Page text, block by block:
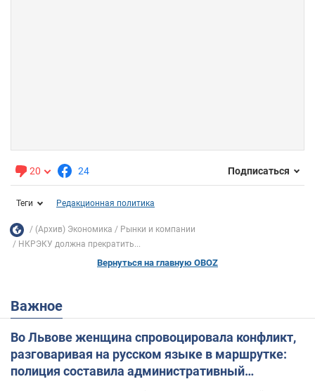
20 24 Подписаться
Теги Редакционная политика
(Архив) Экономика
Рынки и компании
НКРЭКУ должна прекратить...
Вернуться на главную OBOZ
Важное
Во Львове женщина спровоцировала конфликт,
разговаривая на русском языке в маршрутке:
полиция составила административный